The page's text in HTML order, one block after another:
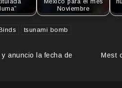
Noviembre
tsunami bomb
anuncio la fecha de
Mest